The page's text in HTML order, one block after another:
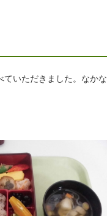
いただきました。なかな